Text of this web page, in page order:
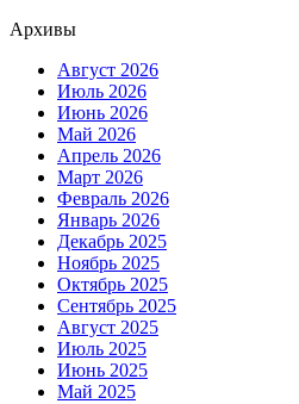
Архивы
Август 2026
Июль 2026
Июнь 2026
Май 2026
Апрель 2026
Март 2026
Февраль 2026
Январь 2026
Декабрь 2025
Ноябрь 2025
Октябрь 2025
Сентябрь 2025
Август 2025
Июль 2025
Июнь 2025
Май 2025